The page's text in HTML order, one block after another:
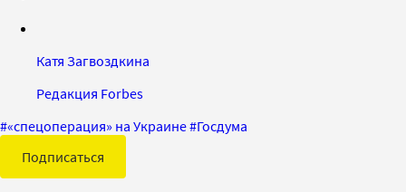
Катя Загвоздкина
Редакция Forbes
#«спецоперация» на Украине#Госдума
Подписаться